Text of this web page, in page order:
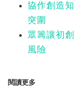
協作創造
突圍
眾籌讓初
風險
閱讀更多